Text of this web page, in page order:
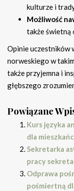
kulturze i
Możliwość
także świetną
Opinie uczestników
norweskiego w
także przyjemna i
głębszego
Powiązane
Kurs języka
dla
Sekretarka
pracy
Odprawa
pośmiertną